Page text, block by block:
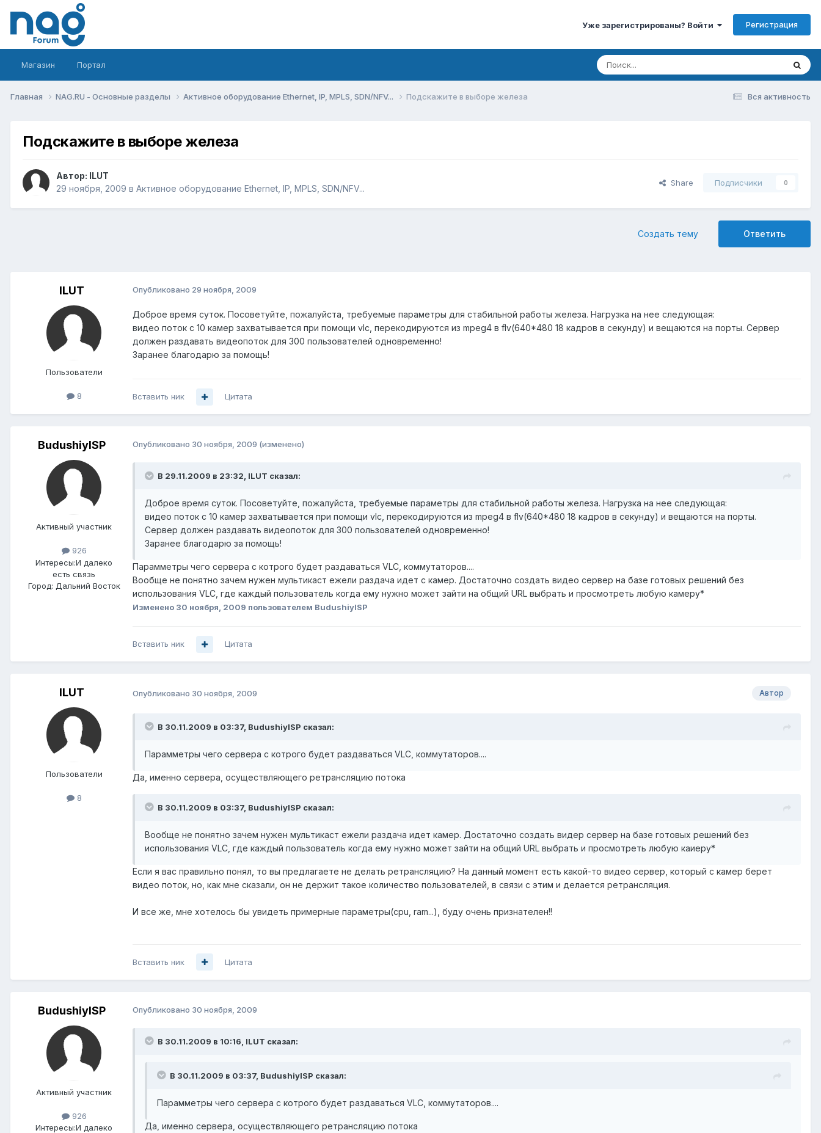
Уже зарегистрированы? Войти Регистрация
Магазин Портал
Вся активность
Главная NAG.RU - Основные разделы Активное оборудование Ethernet, IP, MPLS, SDN/NFV... Подскажите в выборе железа
Подскажите в выборе железа
Автор: ILUT
29 ноября, 2009 в Активное оборудование Ethernet, IP, MPLS, SDN/NFV...
Share Подписчики 0
Ответить
Создать тему
ILUT
Пользователи
8
Опубликовано 29 ноября, 2009
Доброе время суток. Посоветуйте, пожалуйста, требуемые параметры для стабильной работы железа. Нагрузка на нее следующая:
видео поток с 10 камер захватывается при помощи vlc, перекодируются из mpeg4 в flv(640*480 18 кадров в секунду) и вещаются на порты. Сервер
должен раздавать видеопоток для 300 пользователей одновременно!
Заранее благодарю за помощь!
Вставить ник Цитата
BudushiyISP
Активный участник
926
Интересы:И далеко
есть связь
Город: Дальний Восток
Опубликовано 30 ноября, 2009 (изменено)
В 29.11.2009 в 23:32, ILUT сказал:
Доброе время суток. Посоветуйте, пожалуйста, требуемые параметры для стабильной работы железа. Нагрузка на нее следующая:
видео поток с 10 камер захватывается при помощи vlc, перекодируются из mpeg4 в flv(640*480 18 кадров в секунду) и вещаются на порты.
Сервер должен раздавать видеопоток для 300 пользователей одновременно!
Заранее благодарю за помощь!
Парамметры чего сервера с котрого будет раздаваться VLC, коммутаторов....
Вообще не понятно зачем нужен мультикаст ежели раздача идет с камер. Достаточно создать видео сервер на базе готовых решений без
использования VLC, где каждый пользователь когда ему нужно может зайти на общий URL выбрать и просмотреть любую камеру*
Изменено 30 ноября, 2009 пользователем BudushiyISP
Вставить ник Цитата
ILUT
Пользователи
8
Автор
Опубликовано 30 ноября, 2009
В 30.11.2009 в 03:37, BudushiyISP сказал:
Парамметры чего сервера с котрого будет раздаваться VLC, коммутаторов....
Да, именно сервера, осуществляющего ретрансляцию потока
В 30.11.2009 в 03:37, BudushiyISP сказал:
Вообще не понятно зачем нужен мультикаст ежели раздача идет камер. Достаточно создать видер сервер на базе готовых решений без
использования VLC, где каждый пользователь когда ему нужно может зайти на общий URL выбрать и просмотреть любую каиеру*
Если я вас правильно понял, то вы предлагаете не делать ретрансляцию? На данный момент есть какой-то видео сервер, который с камер берет
видео поток, но, как мне сказали, он не держит такое количество пользователей, в связи с этим и делается ретрансляция.
И все же, мне хотелось бы увидеть примерные параметры(cpu, ram...), буду очень признателен!!
Вставить ник Цитата
BudushiyISP
Активный участник
926
Интересы:И далеко
Опубликовано 30 ноября, 2009
В 30.11.2009 в 10:16, ILUT сказал:
В 30.11.2009 в 03:37, BudushiyISP сказал:
Парамметры чего сервера с котрого будет раздаваться VLC, коммутаторов....
Да, именно сервера, осуществляющего ретрансляцию потока